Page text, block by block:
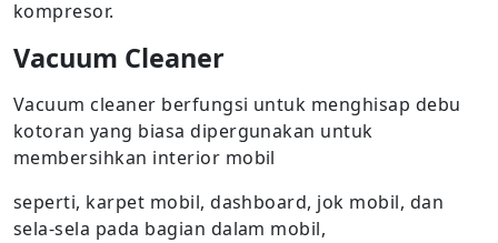
kompresor.
Vacuum Cleaner
Vacuum cleaner berfungsi untuk menghisap debu
kotoran yang biasa dipergunakan untuk
membersihkan interior mobil
seperti, karpet mobil, dashboard, jok mobil, dan
sela-sela pada bagian dalam mobil,